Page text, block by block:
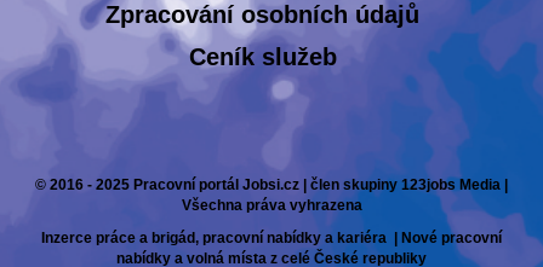
Zpracování osobních údajů
Ceník služeb
© 2016 - 2025 Pracovní portál Jobsi.cz | člen skupiny 123jobs Media |
Všechna práva vyhrazena
Inzerce práce a brigád, pracovní nabídky a kariéra | Nové pracovní
nabídky a volná místa z celé České republiky